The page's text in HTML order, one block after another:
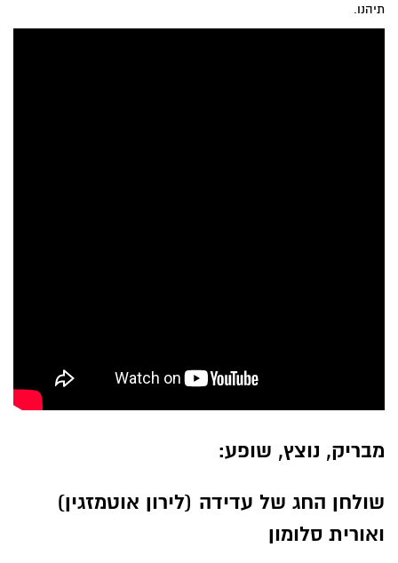
תיהנו.
מבריק, נוצץ, שופע:
שולחן החג של עדידה (לירון אוטמזגין)
ואורית סלומון